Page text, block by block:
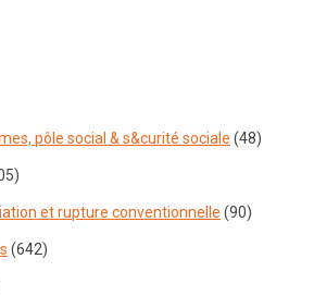
pôle social & s&curité sociale (48)
et rupture conventionnelle (90)
(642)